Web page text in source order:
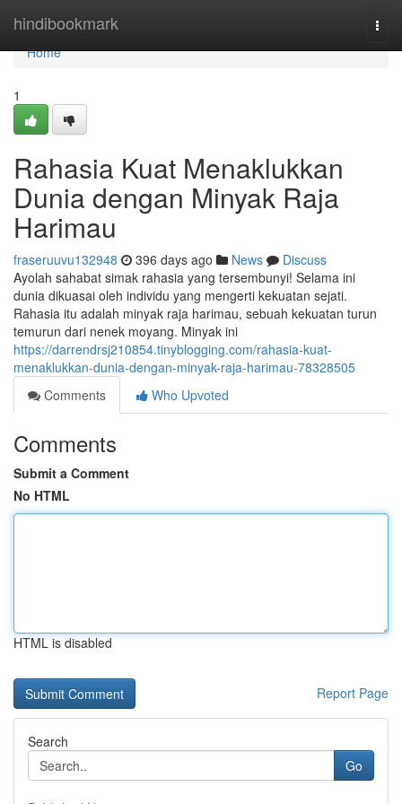
hindibookmark
Home
Home
1
Rahasia Kuat Menaklukkan
Dunia dengan Minyak Raja
Harimau
fraseruuvu132948 396 days ago News
Discuss
Ayolah sahabat simak rahasia yang tersembunyi! Selama ini
dunia dikuasai oleh individu yang mengerti kekuatan sejati.
Rahasia itu adalah minyak raja harimau, sebuah kekuatan turun
temurun dari nenek moyang. Minyak ini
https://darrendrsj210854.tinyblogging.com/rahasia-kuat-
menaklukkan-dunia-dengan-minyak-raja-harimau-78328505
Comments
Who Upvoted
Comments
Submit a Comment
No HTML
HTML is disabled
Report Page
Search
Go